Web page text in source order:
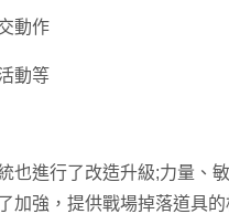
動作
動等
也進行了改造升級;力量、
加強，提供戰場掉落道具